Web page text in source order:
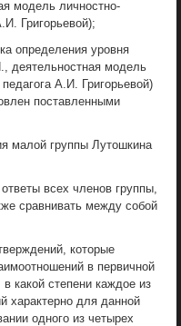
модель личностно-
Григорьевой);
определения уровня
деятельностная модель
А.И. Григорьевой)
поставленными
малой группы Лутошкина
всех членов группы,
сравнивать между собой
которые
в первичной
какой степени каждое из
характерно для данной
одного из четырех